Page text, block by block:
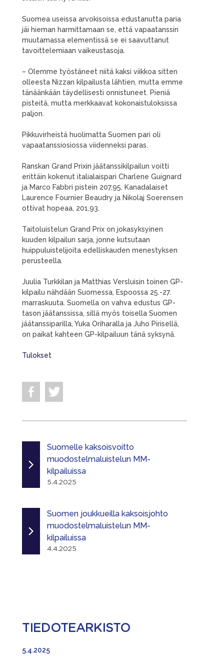
Suomea useissa arvokisoissa edustanutta paria
jäi hieman harmittamaan se, että vapaatanssin
muutamassa elementissä se ei saavuttanut
tavoittelemiaan vaikeustasoja.
– Olemme työstäneet niitä kaksi viikkoa sitten
olleesta Nizzan kilpailusta lähtien, mutta emme
tänäänkään täydellisesti onnistuneet. Pieniä
pisteitä, mutta merkkaavat kokonaistuloksissa
paljon.
Pikkuvirheistä huolimatta Suomen pari oli
vapaatanssiosiossa viidenneksi paras.
Ranskan Grand Prixin jäätanssikilpailun voitti
erittäin kokenut italialaispari Charlene Guignard
ja Marco Fabbri pistein 207,95. Kanadalaiset
Laurence Fournier Beaudry ja Nikolaj Soerensen
ottivat hopeaa, 201,93.
Taitoluistelun Grand Prix on jokasyksyinen
kuuden kilpailun sarja, jonne kutsutaan
huippuluistelijoita edelliskauden menestyksen
perusteella.
Juulia Turkkilan ja Matthias Versluisin toinen GP-
kilpailu nähdään Suomessa, Espoossa 25.-27.
marraskuuta. Suomella on vahva edustus GP-
tason jäätanssissa, sillä myös toisella Suomen
jäätanssiparilla, Yuka Oriharalla ja Juho Pirisellä,
on paikat kahteen GP-kilpailuun tänä syksynä.
Tulokset
Suomelle kaksoisvoitto
muodostelmaluistelun MM-
kilpailuissa
5.4.2025
Suomen joukkueilla kaksoisjohto
muodostelmaluistelun MM-
kilpailuissa
4.4.2025
TIEDOTEARKISTO
5.4.2025